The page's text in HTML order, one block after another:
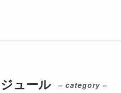
ュール – category –